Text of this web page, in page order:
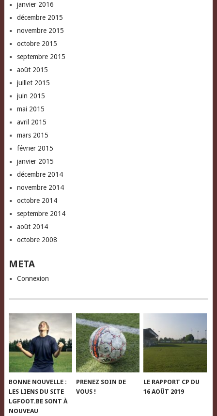
janvier 2016
décembre 2015
novembre 2015
octobre 2015
septembre 2015
août 2015
juillet 2015
juin 2015
mai 2015
avril 2015
mars 2015
février 2015
janvier 2015
décembre 2014
novembre 2014
octobre 2014
septembre 2014
août 2014
octobre 2008
META
Connexion
BONNE NOUVELLE :
LES LIENS DU SITE
LGFOOT.BE SONT À
NOUVEAU
PRENEZ SOIN DE
VOUS !
LE RAPPORT CP DU
16 AOÛT 2019